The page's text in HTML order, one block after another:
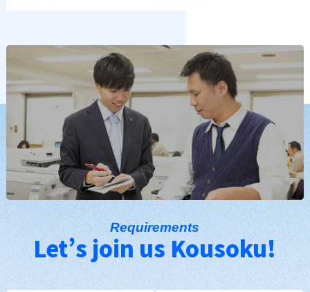
Requirements
Let’s join us Kousoku!